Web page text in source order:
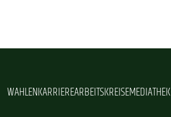
WAHLENKARRIEREARBEITSKREISEMEDIATHEK